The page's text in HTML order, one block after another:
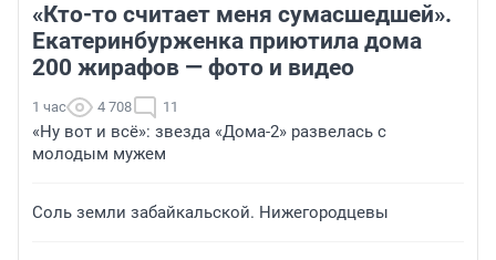
«Кто-то считает меня сумасшедшей».
Екатеринбурженка приютила дома
200 жирафов — фото и видео
1 час 4 708 11
«Ну вот и всё»: звезда «Дома-2» развелась с
молодым мужем
Соль земли забайкальской. Нижегородцевы